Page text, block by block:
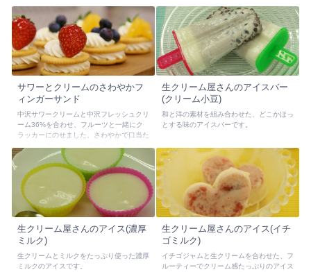
サワーとクリームのさわやかフ
ィンガーサンド
中沢サワークリームと中沢フレッシュクリ
ーム36%を合わせ、フルーツと一緒にク
ラッカーにのせました。さわやかで口当た
は相性抜群でいくらでも食べたくなるおい
しさです。
生クリーム屋さんのアイスバー
(クリーム小豆)
和と洋の素材を組み合わせた、どこかほっ
とする味のアイスバーです。
生クリーム屋さんのアイス(濃厚
ミルク)
生クリームとミルクをたっぷり使った濃厚
ミルクのアイスです。
生クリーム屋さんのアイス(イチ
ゴミルク)
イチゴジャムと生クリームを合わせた、フ
ルーティーでクリーム感たっぷりのアイス